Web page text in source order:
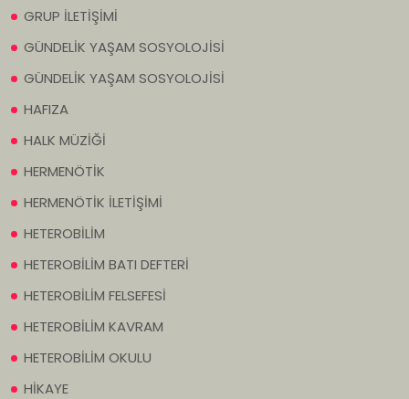
GRUP İLETİŞİMİ
GÜNDELİK YAŞAM SOSYOLOJİSİ
GÜNDELİK YAŞAM SOSYOLOJİSİ
HAFIZA
HALK MÜZİĞİ
HERMENÖTİK
HERMENÖTİK İLETİŞİMİ
HETEROBİLİM
HETEROBİLİM BATI DEFTERİ
HETEROBİLİM FELSEFESİ
HETEROBİLİM KAVRAM
HETEROBİLİM OKULU
HİKAYE